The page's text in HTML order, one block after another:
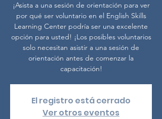
¡Asista a una sesión de orientación para ver
por qué ser voluntario en el English Skills
Learning Center podría ser una excelente
opción para usted! ¡Los posibles voluntarios
solo necesitan asistir a una sesión de
orientación antes de comenzar la
capacitación!
El registro está cerrado
Ver otros eventos